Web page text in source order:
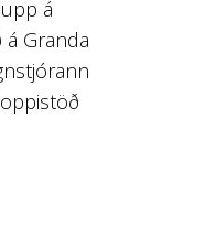
á
Granda